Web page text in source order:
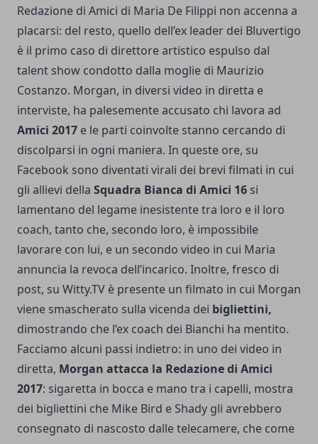
Redazione di Amici di Maria De Filippi non accenna a
placarsi: del resto, quello dell’ex leader dei Bluvertigo
è il primo caso di direttore artistico espulso dal
talent show condotto dalla moglie di Maurizio
Costanzo. Morgan, in diversi video in diretta e
interviste, ha palesemente accusato chi lavora ad
Amici 2017 e le parti coinvolte stanno cercando di
discolparsi in ogni maniera. In queste ore, su
Facebook sono diventati virali dei brevi filmati in cui
gli allievi della Squadra Bianca di Amici 16 si
lamentano del legame inesistente tra loro e il loro
coach, tanto che, secondo loro, è impossibile
lavorare con lui, e un secondo video in cui Maria
annuncia la revoca dell’incarico. Inoltre, fresco di
post, su Witty.TV è presente un filmato in cui Morgan
viene smascherato sulla vicenda dei bigliettini,
dimostrando che l’ex coach dei Bianchi ha mentito.
Facciamo alcuni passi indietro: in uno dei video in
diretta, Morgan attacca la Redazione di Amici
2017: sigaretta in bocca e mano tra i capelli, mostra
dei bigliettini che Mike Bird e Shady gli avrebbero
consegnato di nascosto dalle telecamere, che come